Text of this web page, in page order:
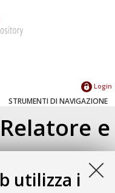
utilizza i
Login
STRUMENTI DI NAVIGAZIONE
e